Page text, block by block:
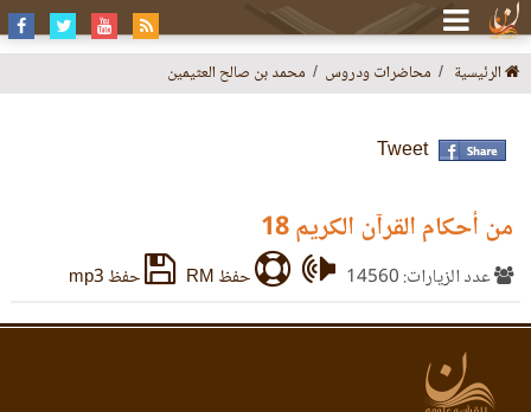
الرئيسية محاضرات ودروس محمد بن صالح العثيمين
Tweet
من أحكام القرآن الكريم 18
عدد الزيارات: 14560 حفظ RM حفظ mp3